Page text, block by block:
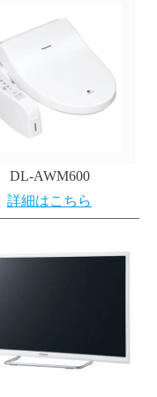
DL-AWM600
詳細はこちら